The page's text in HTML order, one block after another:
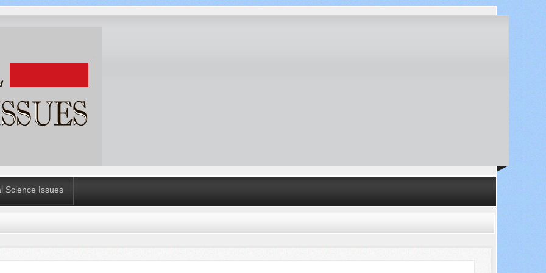
Science Issues